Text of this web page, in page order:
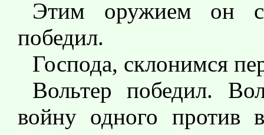
Этим оружием он
победил.
Господа, склонимся
Вольтер победил.
войну одного против